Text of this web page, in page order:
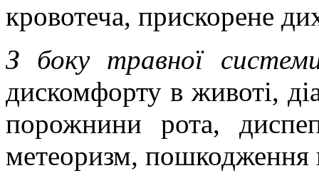
кровотеча, прискорене
З боку травної
дискомфорту в животі,
порожнини рота,
метеоризм, пошкодження